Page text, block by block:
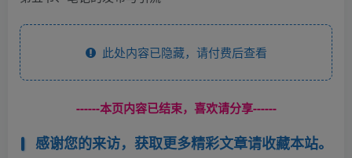
此处内容已隐藏，请付费后查看
------本页内容已结束，喜欢请分享------
感谢您的来访，获取更多精彩文章请收藏本站。